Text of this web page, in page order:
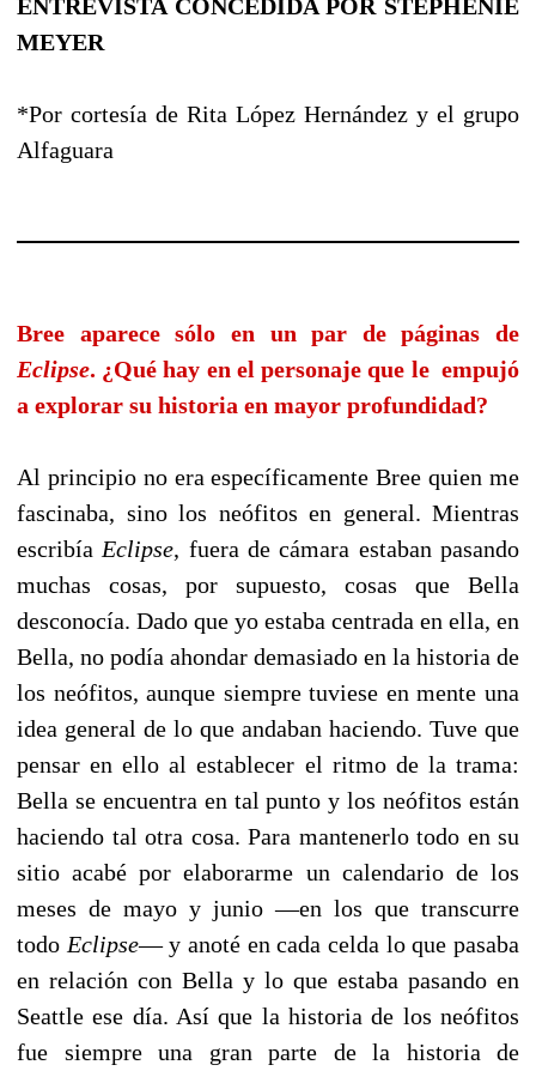
ENTREVISTA CONCEDIDA POR STEPHENIE
MEYER
*Por cortesía de Rita López Hernández y el grupo
Alfaguara
Bree aparece sólo en un par de páginas de
Eclipse. ¿Qué hay en el personaje que le empujó
a explorar su historia en mayor profundidad?
Al principio no era específicamente Bree quien me
fascinaba, sino los neófitos en general. Mientras
escribía Eclipse, fuera de cámara estaban pasando
muchas cosas, por supuesto, cosas que Bella
desconocía. Dado que yo estaba centrada en ella, en
Bella, no podía ahondar demasiado en la historia de
los neófitos, aunque siempre tuviese en mente una
idea general de lo que andaban haciendo. Tuve que
pensar en ello al establecer el ritmo de la trama:
Bella se encuentra en tal punto y los neófitos están
haciendo tal otra cosa. Para mantenerlo todo en su
sitio acabé por elaborarme un calendario de los
meses de mayo y junio —en los que transcurre
todo Eclipse— y anoté en cada celda lo que pasaba
en relación con Bella y lo que estaba pasando en
Seattle ese día. Así que la historia de los neófitos
fue siempre una gran parte de la historia de